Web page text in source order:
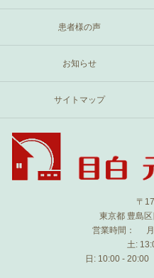
患者様の声
お知らせ
サイトマップ
〒
東京都 豊島
営業時間：
土:
日: 10:00 - 20:00